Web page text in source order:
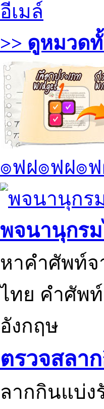
อีเมล์
>> ดูหมวด
๏ฟฝ๏ฟฝ๏
พจนานุกร
หาคำศัพท์จ
ไทย คำศัพ
อังกฤษ
ตรวจสลา
ลากกินแบ่ง